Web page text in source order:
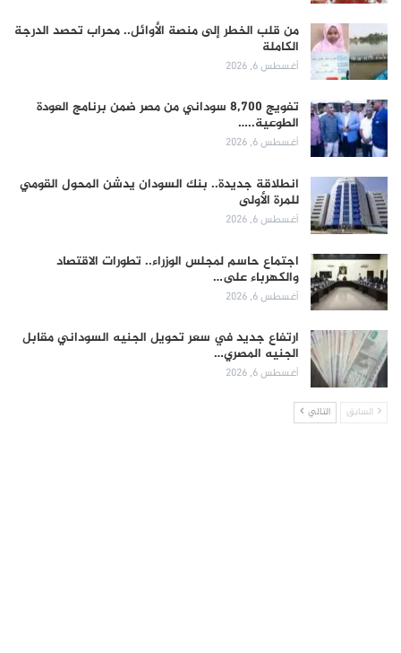
من قلب الخطر إلى منصة الأوائل.. محراب تحصد الدرجة
الكاملة
أغسطس 6, 2026
تفويج 8,700 سوداني من مصر ضمن برنامج العودة
الطوعية..…
أغسطس 6, 2026
انطلاقة جديدة.. بنك السودان يدشن المحول القومي
للمرة الأولى
أغسطس 6, 2026
اجتماع حاسم لمجلس الوزراء.. تطورات الاقتصاد
والكهرباء على…
أغسطس 6, 2026
ارتفاع جديد في سعر تحويل الجنيه السوداني مقابل
الجنيه المصري…
أغسطس 6, 2026
السابق التالي